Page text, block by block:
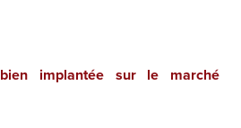
implantée sur le marché